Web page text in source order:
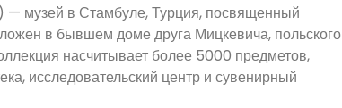
музей в Стамбуле, Турция, посвященный
в бывшем доме друга Мицкевича, польского
насчитывает более 5000 предметов,
исследовательский центр и сувенирный